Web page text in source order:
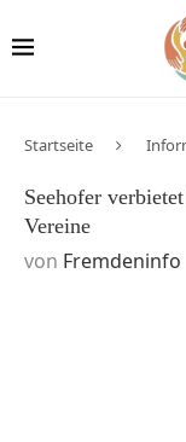
Startseite
Seehofer
Vereine
von Fremdeninfo